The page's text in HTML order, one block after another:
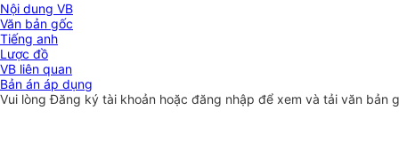
Nội dung VB
Văn bản gốc
Tiếng anh
Lược đồ
VB liên quan
Bản án áp dụng
Vui lòngĐăng ký tài khoản hoặc đăng nhập để xem và tải văn bản